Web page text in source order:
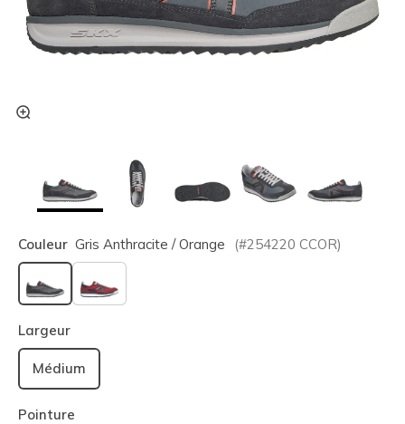
Couleur Gris Anthracite / Orange (#254220 CCOR)
sélectionné
Largeur
Médium
Pointure